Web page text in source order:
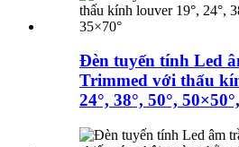
Đèn tuyến tính Led
Trimmed với thấu
24°, 38°, 50°,